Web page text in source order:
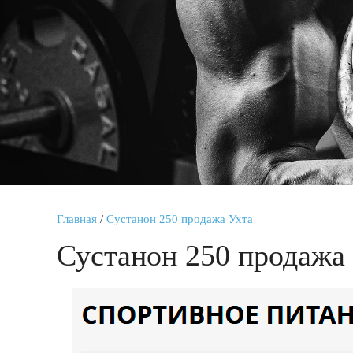
Главная / Сустанон 250 продажа Ухта
Сустанон 250 продажа